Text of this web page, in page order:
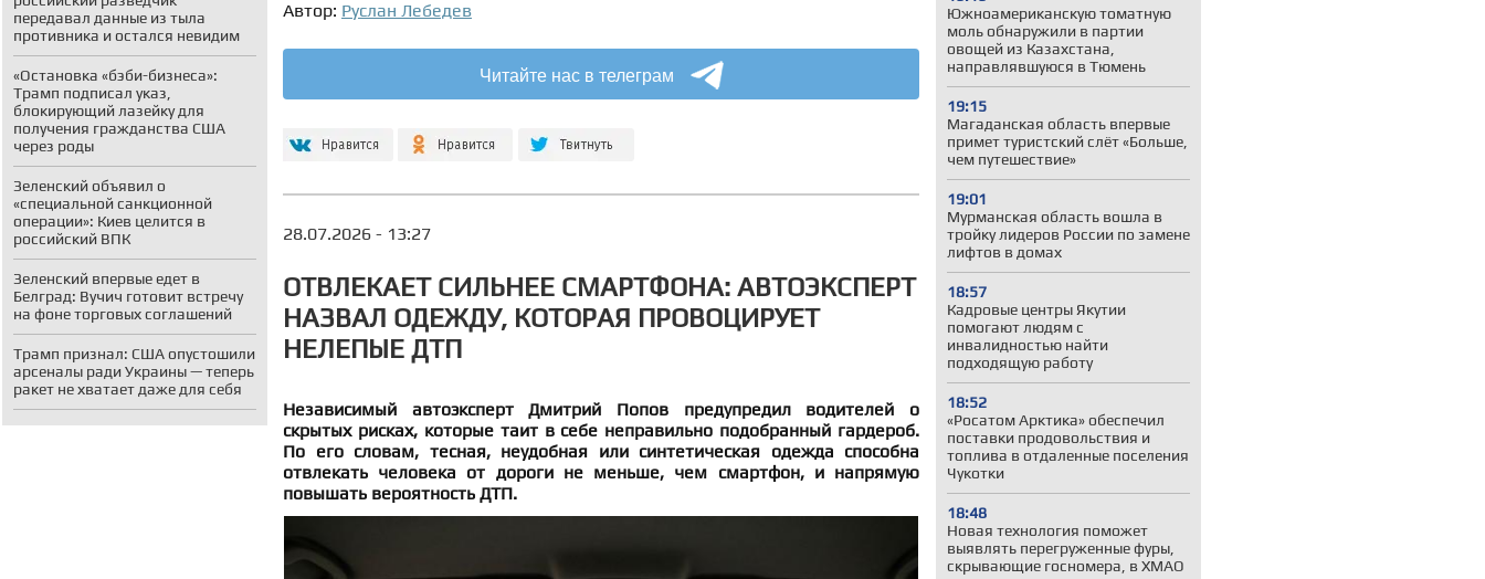
передавал данные из тыла
противника и остался невидим
«Остановка «бэби-бизнеса»:
Трамп подписал указ,
блокирующий лазейку для
получения гражданства США
через роды
Зеленский объявил о
«специальной санкционной
операции»: Киев целится в
российский ВПК
Зеленский впервые едет в
Белград: Вучич готовит встречу
на фоне торговых соглашений
Трамп признал: США опустошили
арсеналы ради Украины — теперь
ракет не хватает даже для себя
Южноамериканскую томатную
моль обнаружили в партии
овощей из Казахстана,
направлявшуюся в Тюмень
19:15
Магаданская область впервые
примет туристский слёт «Больше,
чем путешествие»
19:01
Мурманская область вошла в
тройку лидеров России по замене
лифтов в домах
18:57
Кадровые центры Якутии
помогают людям с
инвалидностью найти
подходящую работу
18:52
«Росатом Арктика» обеспечил
поставки продовольствия и
топлива в отдаленные поселения
Чукотки
18:48
Новая технология поможет
выявлять перегруженные фуры,
скрывающие госномера, в ХМАО
Автор: Руслан Лебедев
Читайте нас в телеграм
28.07.2026 - 13:27
ОТВЛЕКАЕТ СИЛЬНЕЕ СМАРТФОНА: АВТОЭКСПЕРТ
НАЗВАЛ ОДЕЖДУ, КОТОРАЯ ПРОВОЦИРУЕТ
НЕЛЕПЫЕ ДТП
Независимый автоэксперт Дмитрий Попов предупредил водителей о
скрытых рисках, которые таит в себе неправильно подобранный гардероб.
По его словам, тесная, неудобная или синтетическая одежда способна
отвлекать человека от дороги не меньше, чем смартфон, и напрямую
повышать вероятность ДТП.